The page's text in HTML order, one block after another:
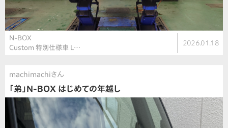
N-BOX
Custom 特別仕様車 L…
2026.01.18
machimachiさん
「弟」N-BOX はじめての年越し